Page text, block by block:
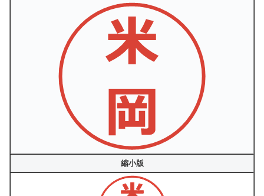
縮小版